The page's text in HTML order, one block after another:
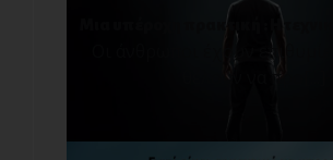
Οι άνθρωποι έχουν
θέλουν να προ[...]